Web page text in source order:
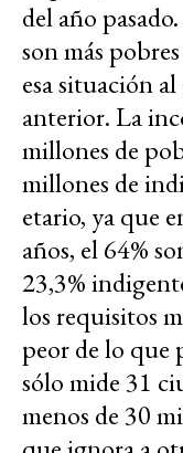
del año
son más
esa situación
anterior. La
millones de
millones de
etario, ya que
años, el 64%
23,3%
los requisitos
peor de lo que
sólo mide 31
menos de 30